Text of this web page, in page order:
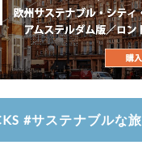
#サステナブルな旅